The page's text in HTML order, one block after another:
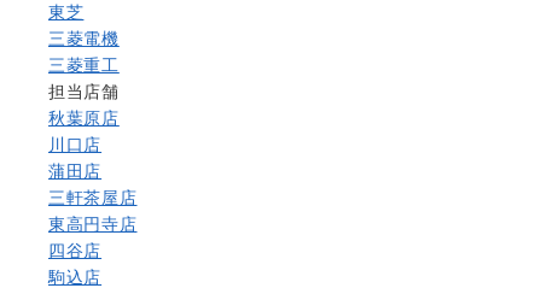
東芝
三菱電機
三菱重工
担当店舗
秋葉原店
川口店
蒲田店
三軒茶屋店
東高円寺店
四谷店
駒込店